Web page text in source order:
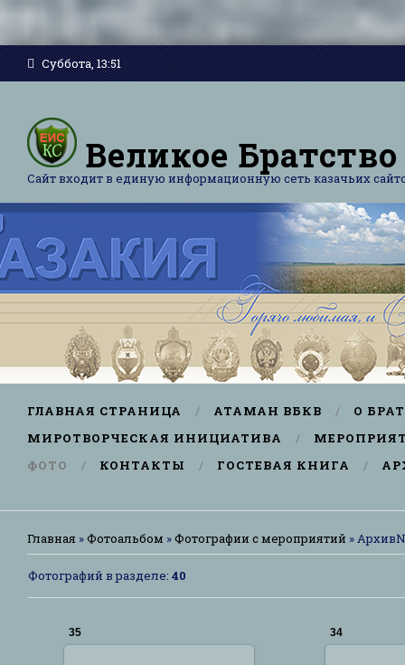
Суббота, 13:51
Великое
Сайт входит в единую информационную сеть казачьих
ГЛАВНАЯ СТРАНИЦА АТАМАН ВБКВ
О
МИРОТВОРЧЕСКАЯ ИНИЦИАТИВА
ФОТО
КОНТАКТЫ ГОСТЕВАЯ КНИГА
Главная »Фотоальбом »Фотографии с мероприятий »
Фотографий в разделе: 40
35 34